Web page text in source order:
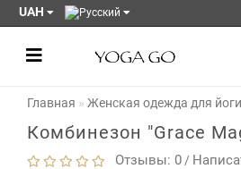
UAH
Главная Женская одежда для йоги
Комбинезон "Grace
Отзывы: 0 /